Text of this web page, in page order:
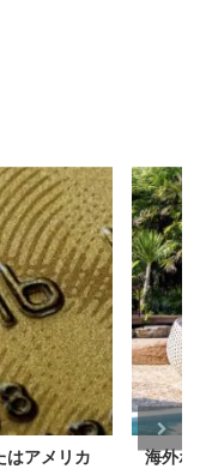
はアメリカ
海外ホ